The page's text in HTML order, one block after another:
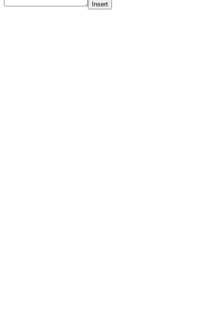
Insert